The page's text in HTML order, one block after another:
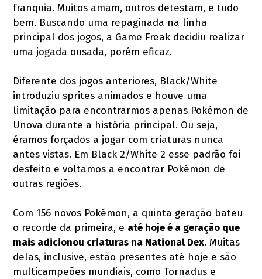
franquia. Muitos amam, outros detestam, e tudo
bem. Buscando uma repaginada na linha
principal dos jogos, a Game Freak decidiu realizar
uma jogada ousada, porém eficaz.
Diferente dos jogos anteriores, Black/White
introduziu sprites animados e houve uma
limitação para encontrarmos apenas Pokémon de
Unova durante a história principal. Ou seja,
éramos forçados a jogar com criaturas nunca
antes vistas. Em Black 2/White 2 esse padrão foi
desfeito e voltamos a encontrar Pokémon de
outras regiões.
Com 156 novos Pokémon, a quinta geração bateu
o recorde da primeira, e até hoje é a geração que
mais adicionou criaturas na National Dex. Muitas
delas, inclusive, estão presentes até hoje e são
multicampeões mundiais, como Tornadus e